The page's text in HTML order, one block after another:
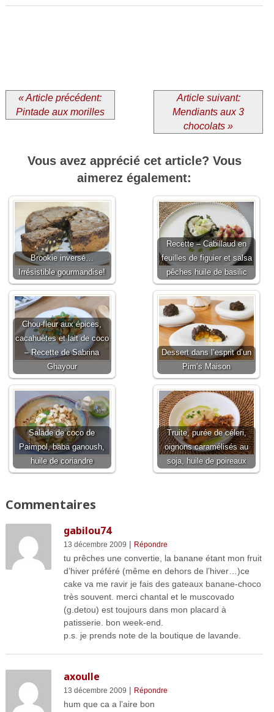
« Article précédent:
Pintade aux morilles
Article suivant:
Mendiants aux 3
chocolats »
Vous avez apprécié cet article? Vous
aimerez également:
Brookie inversé…
Irrésistible gourmandise!
Recette – Cabillaud en
feuilles de figuier et salsa
pêches huile de basilic
Chou-fleur aux épices,
cacahuètes et lait de coco
– Recette de Sabrina
Ghayour
Dessert dans l’esprit d’un
Pim’s Maison
Salade de coco de
Paimpol, baba ganoush,
huile de coriandre
Truite, purée de céleri,
oignons caramélisés au
soja, huile de poireaux
Commentaires
gabilou74
13 décembre 2009 | Répondre
tu prêches une convertie, la banane étant mon fruit
d’hiver préféré (même en dehors de l’hiver…)ce
cake va me ravir je fais des gateaux banane-choco
très souvent. merci chantal et le muscovado
(g.detou) est toujours dans mon placard à
patisserie. bon week-end.
p.s. je prends note de la boutique de lavande.
axoulle
13 décembre 2009 | Répondre
hum que ca a l’aire bon